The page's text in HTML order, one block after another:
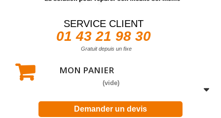
SERVICE CLIENT
01 43 21 98 30
Gratuit depuis un fixe
MON PANIER
(vide)
Demander un devis